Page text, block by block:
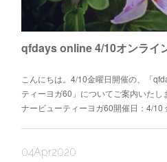
qfdays online 4/10オンライ
こんにちは。4/10金曜日開催の、「
ティーヨガ60」についてご案内いた
ナービューティーヨガ60開催日：4/10
04Apr2020